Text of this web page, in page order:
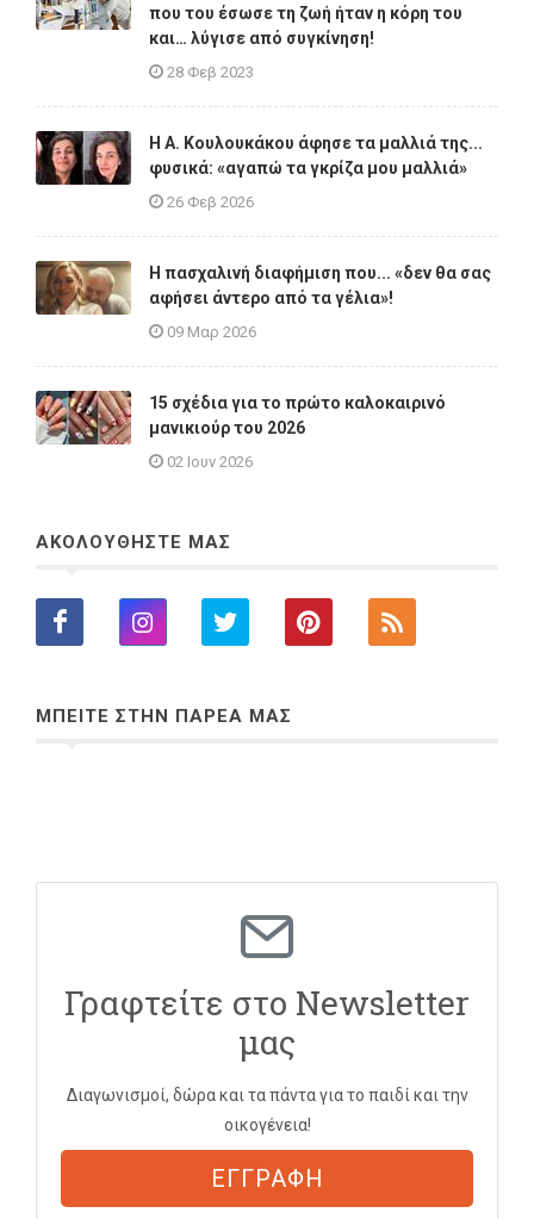
που του έσωσε τη ζωή ήταν η κόρη του
και… λύγισε από συγκίνηση!
28 Φεβ 2023
Η A. Κουλουκάκου άφησε τα μαλλιά της...
φυσικά: «αγαπώ τα γκρίζα μου μαλλιά»
26 Φεβ 2026
Η πασχαλινή διαφήμιση που... «δεν θα σας
αφήσει άντερο από τα γέλια»!
09 Μαρ 2026
15 σχέδια για το πρώτο καλοκαιρινό
μανικιούρ του 2026
02 Ιουν 2026
ΑΚΟΛΟΥΘΗΣΤΕ ΜΑΣ
ΜΠΕΙΤΕ ΣΤΗΝ ΠΑΡΕΑ ΜΑΣ
Γραφτείτε στο Newsletter
μας
Διαγωνισμοί, δώρα και τα πάντα για το παιδί και την
οικογένεια!
ΕΓΓΡΑΦΗ